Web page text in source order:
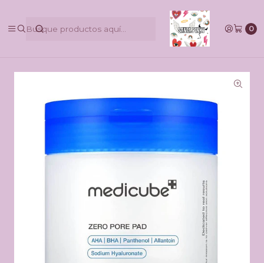
0
@pinkbycamilaruiztagle @camila_pinky_skull
Inicio TikTok Shop Medicube zero pore pad